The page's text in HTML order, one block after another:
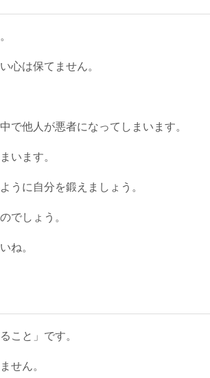
心は保てません。
で他人が悪者になってしまいます。
います。
うに自分を鍛えましょう。
でしょう。
ね。
こと」です。
せん。